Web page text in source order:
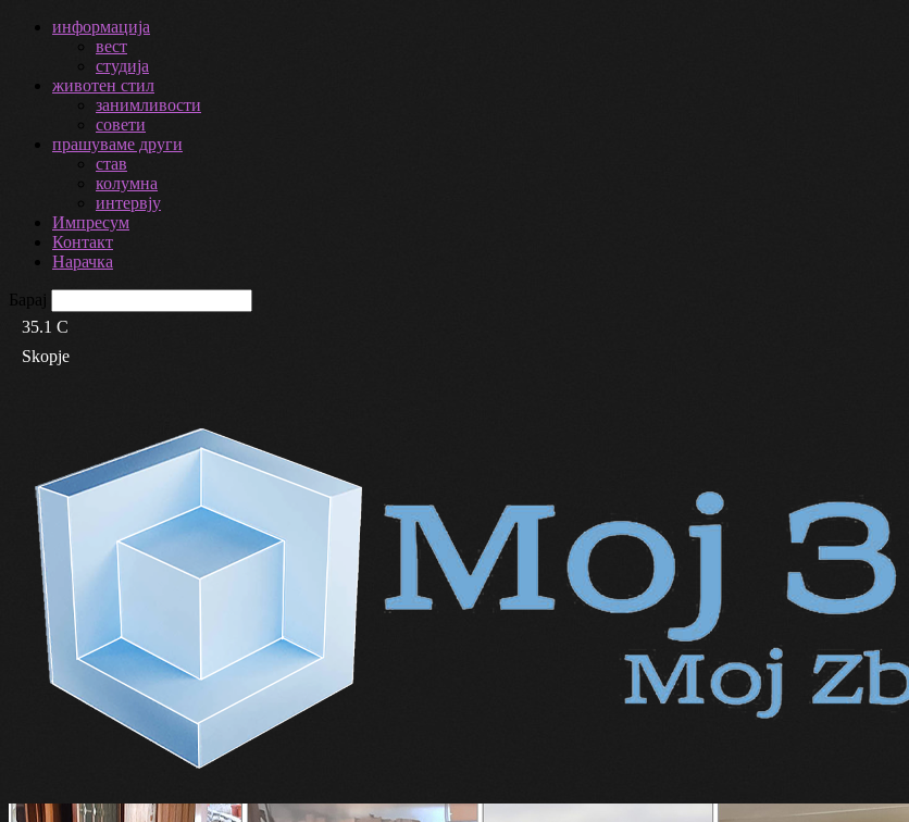
информација
вест
студија
животен стил
занимливости
совети
прашуваме други
став
колумна
интервју
Импресум
Контакт
Нарачка
Барај
35.1 C
Skopje